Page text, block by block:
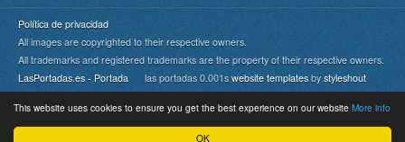
OK
This website uses cookies to ensure you get the best experience on our website More info
Política de privacidad
All images are copyrighted to their respective owners.
All trademarks and registered trademarks are the property of their respective owners.
LasPortadas.es - Portada las portadas 0.001s website templates by styleshout